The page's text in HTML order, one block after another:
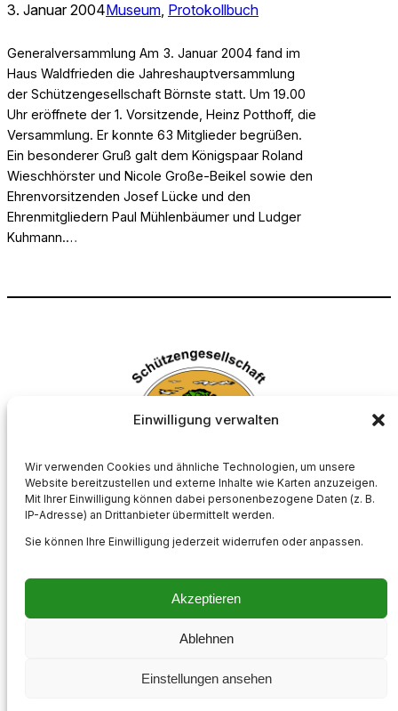
Einwilligung verwalten
Wir verwenden Cookies und ähnliche Technologien, um unsere
Website bereitzustellen und externe Inhalte wie Karten anzuzeigen.
Mit Ihrer Einwilligung können dabei personenbezogene Daten (z. B.
IP-Adresse) an Drittanbieter übermittelt werden.
Sie können Ihre Einwilligung jederzeit widerrufen oder anpassen.
Akzeptieren
Ablehnen
Einstellungen ansehen
3. Januar 2004Museum, Protokollbuch
Generalversammlung Am 3. Januar 2004 fand im
Haus Waldfrieden die Jahreshauptversammlung
der Schützengesellschaft Börnste statt. Um 19.00
Uhr eröffnete der 1. Vorsitzende, Heinz Potthoff, die
Versammlung. Er konnte 63 Mitglieder begrüßen.
Ein besonderer Gruß galt dem Königspaar Roland
Wieschhörster und Nicole Große-Beikel sowie den
Ehrenvorsitzenden Josef Lücke und den
Ehrenmitgliedern Paul Mühlenbäumer und Ludger
Kuhmann.…
Schützengesellschaft Börnste e.V.
Datenschutzerklärung